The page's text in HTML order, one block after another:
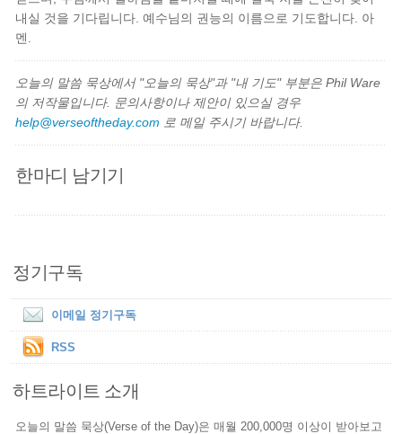
내실 것을 기다립니다. 예수님의 권능의 이름으로 기도합니다. 아
멘.
오늘의 말씀 묵상에서 "오늘의 묵상"과 "내 기도" 부분은 Phil Ware
의 저작물입니다. 문의사항이나 제안이 있으실 경우
help@verseoftheday.com 로 메일 주시기 바랍니다.
한마디 남기기
정기구독
이메일 정기구독
RSS
하트라이트 소개
오늘의 말씀 묵상(Verse of the Day)은 매월 200,000명 이상이 받아보고